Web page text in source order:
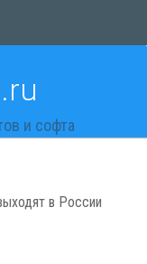
и софта
в России